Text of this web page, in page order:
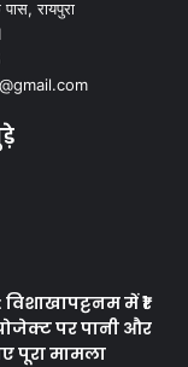
रायपुरा
में ₹1
पर पानी और
पूरा मामला